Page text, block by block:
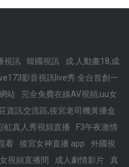
視訊 韓國視訊
成.人動畫18,成
影音視訊live秀 全台首創一
站
完全免費在線AV視頻,uu女
資訊交流區,後宮老司機黃播盒
虹真人秀視頻直播
F3午夜激情
看
後宮女神直播 app
外國視
視頻直播間 成人劇情影片
真